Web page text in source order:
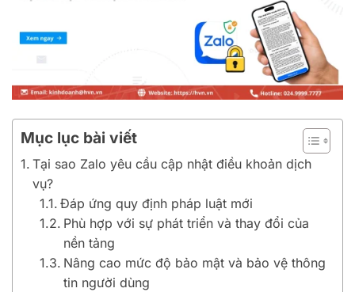
Mục lục bài viết
Tại sao Zalo yêu cầu cập nhật điều khoản dịch
vụ?
Đáp ứng quy định pháp luật mới
Phù hợp với sự phát triển và thay đổi của
nền tảng
Nâng cao mức độ bảo mật và bảo vệ thông
tin người dùng